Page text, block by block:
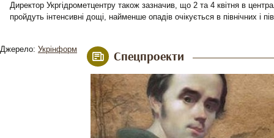
Директор Укргідрометцентру також зазначив, що 2 та 4 квітня в
пройдуть інтенсивні дощі, найменше опадів очікується в північних і
Джерело: Укрінформ Спецпроекти